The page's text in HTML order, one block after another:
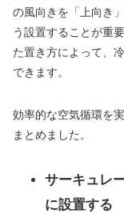
の風向きを「上向き
う設置することが重
た置き方によって、
できます。
効率的な空気循環を
まとめました。
サーキュレ
に設置する